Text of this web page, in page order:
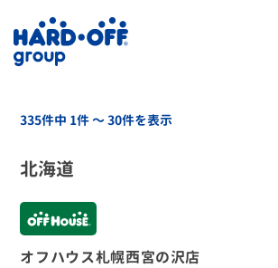
335件中 1件 〜 30件を表示
北海道
オフハウス札幌西宮の沢店